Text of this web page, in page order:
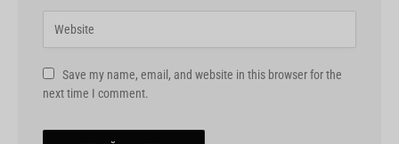
Save my name, email, and website in this browser for the
next time I comment.